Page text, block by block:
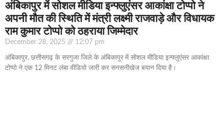
अंबिकापुर में सोशल मीडिया इन्फ्लुएंसर आकांक्षा टोप्पो ने
अपनी मौत की स्थिति में मंत्री लक्ष्मी राजवाड़े और विधायक
राम कुमार टोप्पो को ठहराया जिम्मेदार
December 28, 2025 12:07 pm
अंबिकापुर. छत्तीसगढ़ के सरगुजा जिले के अंबिकापुर में सोशल मीडिया इन्फ्लुएंसर आकांक्षा
टोप्पो ने एक 12 मिनट लंबा वीडियो जारी कर सनसनीखेज बयान दिया है।